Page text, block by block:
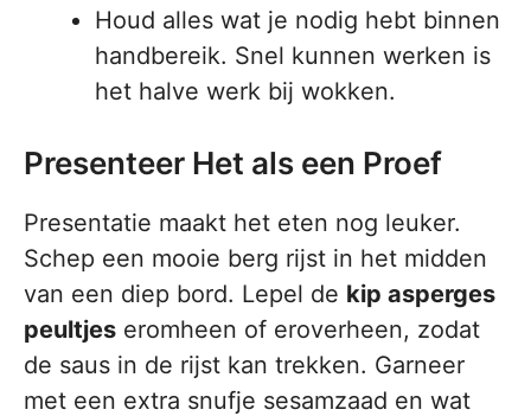
Houd alles wat je nodig hebt binnen
handbereik. Snel kunnen werken is
het halve werk bij wokken.
Presenteer Het als een Proef
Presentatie maakt het eten nog leuker.
Schep een mooie berg rijst in het midden
van een diep bord. Lepel de kip asperges
peultjes eromheen of eroverheen, zodat
de saus in de rijst kan trekken. Garneer
met een extra snufje sesamzaad en wat